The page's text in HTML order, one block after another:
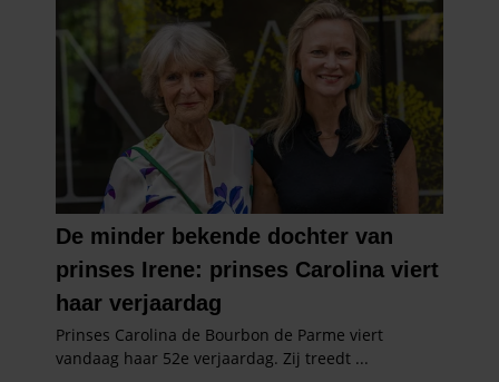
informatie die u aan ze heeft verstrekt of die ze hebben
verzameld op basis van uw gebruik van hun services. U
gaat akkoord met onze cookies als u onze website blijft
gebruiken.